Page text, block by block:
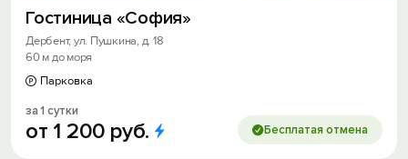
Гостиница «София»
Дербент, ул. Пушкина, д. 18
60 м до моря
Парковка
за 1 сутки
от 1 200 руб. Бесплатая отмена